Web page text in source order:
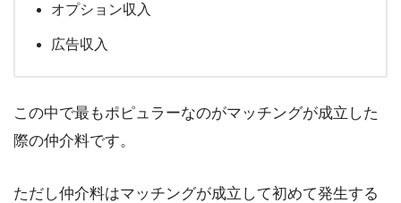
オプション収入
広告収入
この中で最もポピュラーなのがマッチングが成立した
際の仲介料です。
ただし仲介料はマッチングが成立して初めて発生する